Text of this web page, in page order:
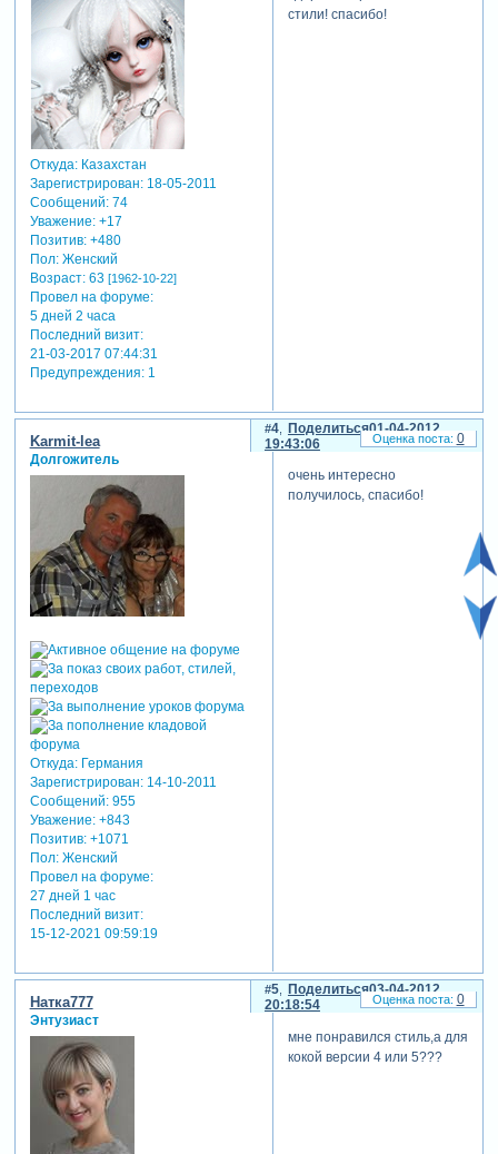
Откуда:Казахстан
Зарегистрирован: 18-05-2011
Сообщений:74
Уважение: +17
Позитив: +480
Пол:Женский
Возраст:63 [1962-10-22]
Провел на форуме:
5 дней 2 часа
Последний визит:
21-03-2017 07:44:31
Предупреждения:1
стили! спасибо!
Поделиться
4
01-04-2012
19:43:06
Karmit-lea
Долгожитель
Откуда:Германия
Зарегистрирован: 14-10-2011
Сообщений:955
Уважение: +843
Позитив: +1071
Пол:Женский
Провел на форуме:
27 дней 1 час
Последний визит:
15-12-2021 09:59:19
очень интересно
получилось, спасибо!
0
Поделиться
5
03-04-2012
20:18:54
Натка777
Энтузиаст
мне понравился стиль,а для
кокой версии 4 или 5???
0